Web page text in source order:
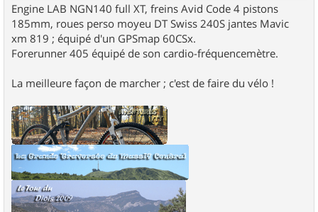
Engine LAB NGN140 full XT, freins Avid Code 4 pistons
185mm, roues perso moyeu DT Swiss 240S jantes Mavic
xm 819 ; équipé d'un GPSmap 60CSx.
Forerunner 405 équipé de son cardio-fréquencemètre.
La meilleure façon de marcher ; c'est de faire du vélo !